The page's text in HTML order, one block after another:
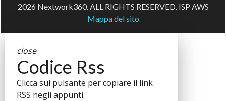
2026 Nextwork360. ALL RIGHTS RESERVED. ISP AWS
Mappa del sito
close
Codice Rss
Clicca sul pulsante per copiare il link
RSS negli appunti.